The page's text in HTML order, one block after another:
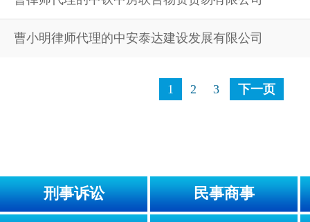
曹小明律师代理的中安泰达建设发展有限公司
1 2 3 下一页
刑事诉讼 民事商事